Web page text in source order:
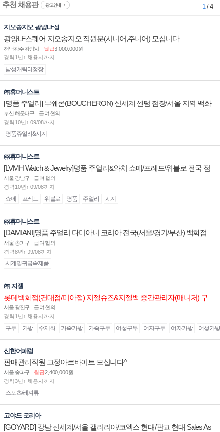
추천 채용관 광고안내 1/ 4
지오송지오 광양LF점
광양LF스퀘어 지오송지오 직원분(시니어,주니어) 모십니다
전남광주 광양시 월급3,000,000원
경력1년↑ 채용시까지
남성캐릭터정장
㈜휴머니스트
[명품 주얼리] 부쉐론(BOUCHERON) 신세계 센텀 점장/서울 지역 백화
점 판매사원 채용
부산 해운대구
급여협의
경력10년↑ 09/08까지
명품쥬얼리&시계
㈜휴머니스트
[LVMH Watch & Jewelry]명품 주얼리&와치 쇼메/프레드/위블로 전국 점
장/부점장/판매사원 채용
서울 강남구
급여협의
경력10년↑ 09/08까지
쇼메 프레드 위블로 명품 주얼리 시계
㈜휴머니스트
[DAMIANI]명품 주얼리 다미아니 코리아 전국(서울/경기/부산) 백화점
부점장/판매사원 채용
서울 송파구
급여협의
경력8년↑ 09/08까지
시계및귀금속제품
㈜ 지젤
롯데백화점(건대점/미아점) 지젤슈즈&지젤백 중간관리자(매니저) 구
인합니다
서울 광진구
급여협의
경력1년↑ 채용시까지
구두 가방 수제화 가죽가방 가죽구두 여성구두 여자구두 여자가방 여성가방
신한어패럴
판매관리직원 고정아르바이트 모십니다^
서울 송파구 월급2,400,000원
경력3년↑ 채용시까지
스포츠/레져류
고야드 코리아
[GOYARD] 강남 신세계/서울 갤러리아/코엑스 현대/판교 현대 Sales As